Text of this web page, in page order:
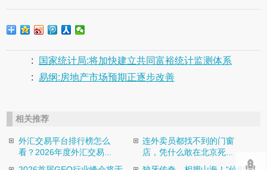
:
国家统计局:将加快建立共同富裕统计监测体系
: 易纲:房地产市场预期正逐步改善
相关推荐
外汇交易平台排行榜怎么
看？2026年度外汇交易...
连外卖员都找不到的门窗
店，凭什么敢在北京死...